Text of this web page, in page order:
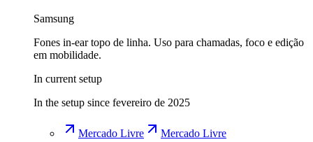
Samsung
Fones in-ear topo de linha. Uso para chamadas, foco e edição
em mobilidade.
In current setup
In the setup since fevereiro de 2025
Mercado Livre
Mercado Livre